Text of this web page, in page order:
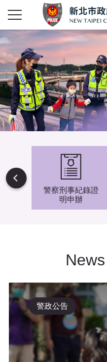
難專
警察刑事紀錄證
明申辦
News
警政公告